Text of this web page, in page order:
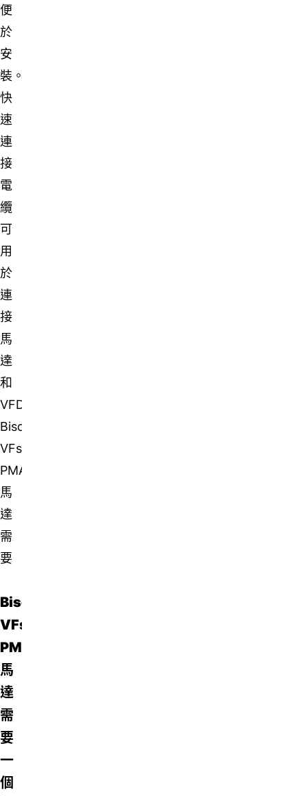
便
於
安
裝。
快
速
連
接
電
纜
可
用
於
連
接
馬
達
和
VFD。
Bison
VFsync
PMAC
馬
達
需
要
Bison
VFsync
PMAC
馬
達
需
要
一
個